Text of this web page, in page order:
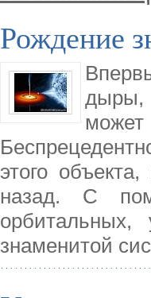
Рождение
дыры,
этого
назад. С
знаменитой